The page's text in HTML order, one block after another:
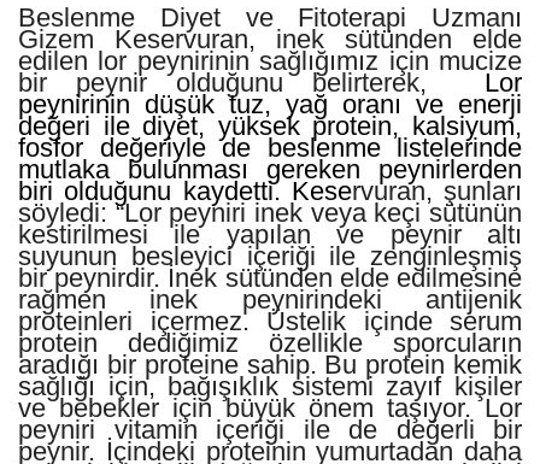
Beslenme Diyet ve Fitoterapi Uzmanı
Gizem Keservuran, inek sütünden elde
edilen lor peynirinin sağlığımız için mucize
bir peynir olduğunu belirterek, Lor
peynirinin düşük tuz, yağ oranı ve enerji
değeri ile diyet, yüksek protein, kalsiyum,
fosfor değeriyle de beslenme listelerinde
mutlaka bulunması gereken peynirlerden
biri olduğunu kaydetti. Keservuran, şunları
söyledi: “Lor peyniri inek veya keçi sütünün
kestirilmesi ile yapılan ve peynir altı
suyunun besleyici içeriği ile zenginleşmiş
bir peynirdir. İnek sütünden elde edilmesine
rağmen inek peynirindeki antijenik
proteinleri içermez. Üstelik içinde serum
protein dediğimiz özellikle sporcuların
aradığı bir proteine sahip. Bu protein kemik
sağlığı için, bağışıklık sistemi zayıf kişiler
ve bebekler için büyük önem taşıyor. Lor
peyniri vitamin içeriği ile de değerli bir
peynir. İçindeki proteinin yumurtadan daha